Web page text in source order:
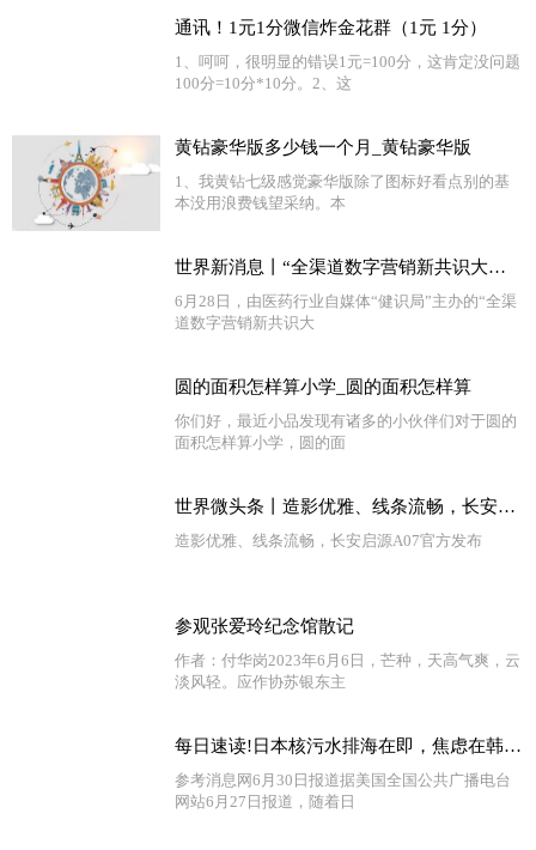
通讯！1元1分微信炸金花群（1元 1分）
1、呵呵，很明显的错误1元=100分，这肯定没问题
100分=10分*10分。2、这
黄钻豪华版多少钱一个月_黄钻豪华版
1、我黄钻七级感觉豪华版除了图标好看点别的基
本没用浪费钱望采纳。本
世界新消息丨“全渠道数字营销新共识大会”召开 医药界各方共议数字化营销之道
6月28日，由医药行业自媒体“健识局”主办的“全渠
道数字营销新共识大
圆的面积怎样算小学_圆的面积怎样算
你们好，最近小品发现有诸多的小伙伴们对于圆的
面积怎样算小学，圆的面
世界微头条丨造影优雅、线条流畅，长安启源A07官方发布
造影优雅、线条流畅，长安启源A07官方发布
参观张爱玲纪念馆散记
作者：付华岗2023年6月6日，芒种，天高气爽，云
淡风轻。应作协苏银东主
每日速读!日本核污水排海在即，焦虑在韩国蔓延……
参考消息网6月30日报道据美国全国公共广播电台
网站6月27日报道，随着日